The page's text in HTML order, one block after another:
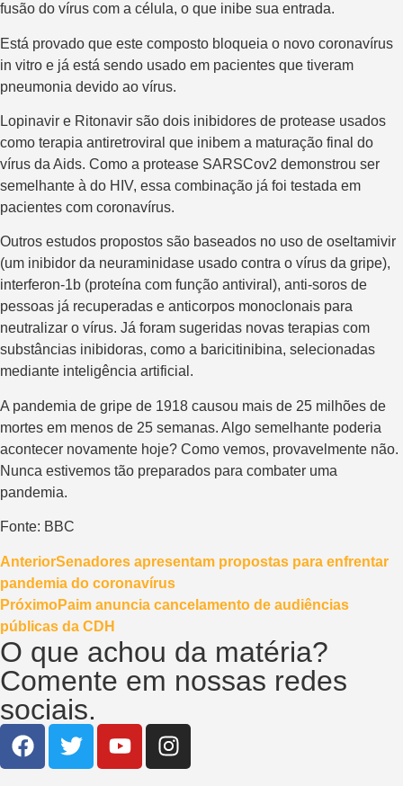
fusão do vírus com a célula, o que inibe sua entrada.
Está provado que este composto bloqueia o novo coronavírus
in vitro e já está sendo usado em pacientes que tiveram
pneumonia devido ao vírus.
Lopinavir e Ritonavir são dois inibidores de protease usados ​​
como terapia antiretroviral que inibem a maturação final do
vírus da Aids. Como a protease SARSCov2 demonstrou ser
semelhante à do HIV, essa combinação já foi testada em
pacientes com coronavírus.
Outros estudos propostos são baseados no uso de oseltamivir
(um inibidor da neuraminidase usado contra o vírus da gripe),
interferon-1b ​​(proteína com função antiviral), anti-soros de
pessoas já recuperadas e anticorpos monoclonais para
neutralizar o vírus. Já foram sugeridas novas terapias com
substâncias inibidoras, como a baricitinibina, selecionadas
mediante inteligência artificial.
A pandemia de gripe de 1918 causou mais de 25 milhões de
mortes em menos de 25 semanas. Algo semelhante poderia
acontecer novamente hoje? Como vemos, provavelmente não.
Nunca estivemos tão preparados para combater uma
pandemia.
Fonte: BBC
AnteriorSenadores apresentam propostas para enfrentar
pandemia do coronavírus
PróximoPaim anuncia cancelamento de audiências
públicas da CDH
O que achou da matéria?
Comente em nossas redes
sociais.